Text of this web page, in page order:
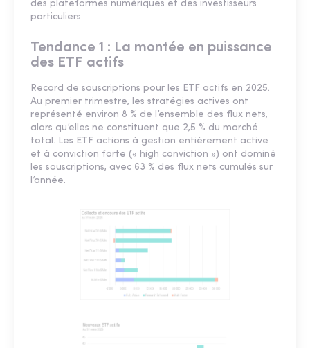
des plateformes numériques et des investisseurs
particuliers.
Tendance 1 : La montée en puissance
des ETF actifs
Record de souscriptions pour les ETF actifs en 2025.
Au premier trimestre, les stratégies actives ont
représenté environ 8 % de l’ensemble des flux nets,
alors qu’elles ne constituent que 2,5 % du marché
total. Les ETF actions à gestion entièrement active
et à conviction forte (« high conviction ») ont dominé
les souscriptions, avec 63 % des flux nets cumulés sur
l’année.